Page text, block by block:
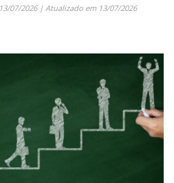
13/07/2026| Atualizado em 13/07/2026